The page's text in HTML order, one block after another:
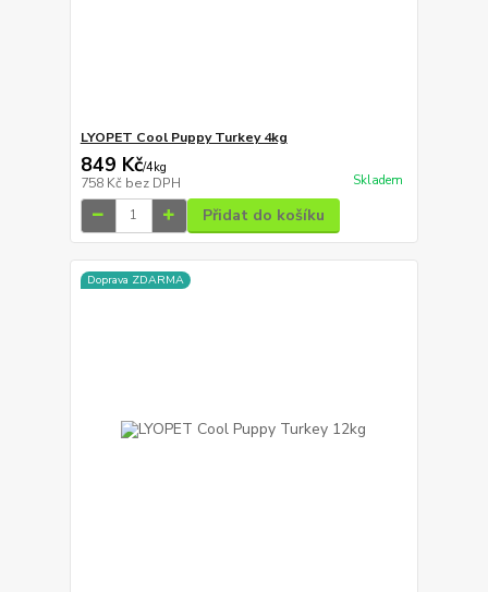
LYOPET Cool Puppy Turkey 4kg
849 Kč/4kg
758 Kč bez DPH Skladem
Přidat do košíku
Doprava ZDARMA